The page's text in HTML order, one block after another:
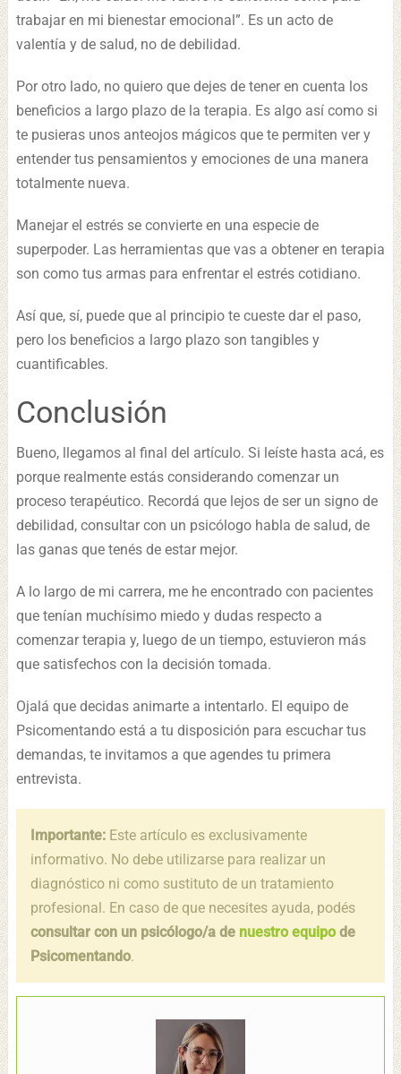
trabajar en mi bienestar emocional”. Es un acto de
valentía y de salud, no de debilidad.
Por otro lado, no quiero que dejes de tener en cuenta los
beneficios a largo plazo de la terapia. Es algo así como si
te pusieras unos anteojos mágicos que te permiten ver y
entender tus pensamientos y emociones de una manera
totalmente nueva.
Manejar el estrés se convierte en una especie de
superpoder. Las herramientas que vas a obtener en terapia
son como tus armas para enfrentar el estrés cotidiano.
Así que, sí, puede que al principio te cueste dar el paso,
pero los beneficios a largo plazo son tangibles y
cuantificables.
Conclusión
Bueno, llegamos al final del artículo. Si leíste hasta acá, es
porque realmente estás considerando comenzar un
proceso terapéutico. Recordá que lejos de ser un signo de
debilidad, consultar con un psicólogo habla de salud, de
las ganas que tenés de estar mejor.
A lo largo de mi carrera, me he encontrado con pacientes
que tenían muchísimo miedo y dudas respecto a
comenzar terapia y, luego de un tiempo, estuvieron más
que satisfechos con la decisión tomada.
Ojalá que decidas animarte a intentarlo. El equipo de
Psicomentando está a tu disposición para escuchar tus
demandas, te invitamos a que agendes tu primera
entrevista.
Importante:Este artículo es exclusivamente
informativo. No debe utilizarse para realizar un
diagnóstico ni como sustituto de un tratamiento
profesional. En caso de que necesites ayuda, podés
consultar con un psicólogo/a de nuestro equipode
Psicomentando.